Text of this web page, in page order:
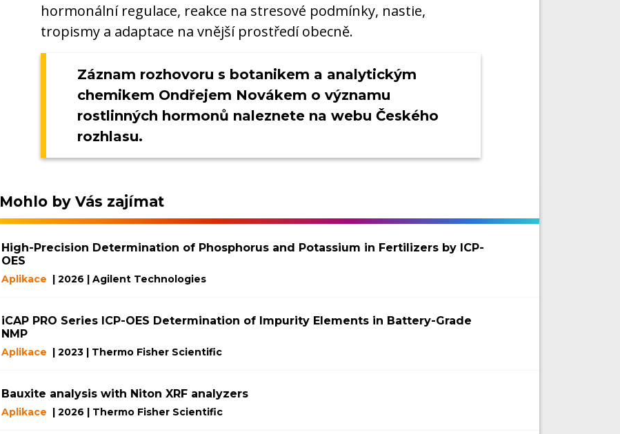
hormonální regulace, reakce na stresové podmínky, nastie,
tropismy a adaptace na vnější prostředí obecně.
Záznam rozhovoru s botanikem a analytickým
chemikem Ondřejem Novákem o významu
rostlinných hormonů naleznete na webu Českého
rozhlasu.
Mohlo by Vás zajímat
High-Precision Determination of Phosphorus and Potassium in Fertilizers by ICP-
OES
Aplikace | 2026 | Agilent Technologies
iCAP PRO Series ICP-OES Determination of Impurity Elements in Battery-Grade
NMP
Aplikace | 2023 | Thermo Fisher Scientific
Bauxite analysis with Niton XRF analyzers
Aplikace | 2026 | Thermo Fisher Scientific